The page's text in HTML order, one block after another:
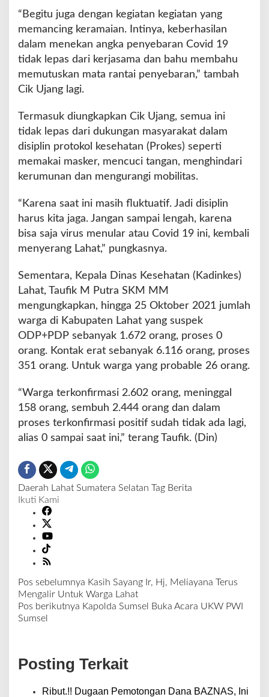
“Begitu juga dengan kegiatan kegiatan yang
memancing keramaian. Intinya, keberhasilan
dalam menekan angka penyebaran Covid 19
tidak lepas dari kerjasama dan bahu membahu
memutuskan mata rantai penyebaran,” tambah
Cik Ujang lagi.
Termasuk diungkapkan Cik Ujang, semua ini
tidak lepas dari dukungan masyarakat dalam
disiplin protokol kesehatan (Prokes) seperti
memakai masker, mencuci tangan, menghindari
kerumunan dan mengurangi mobilitas.
“Karena saat ini masih fluktuatif. Jadi disiplin
harus kita jaga. Jangan sampai lengah, karena
bisa saja virus menular atau Covid 19 ini, kembali
menyerang Lahat,” pungkasnya.
Sementara, Kepala Dinas Kesehatan (Kadinkes)
Lahat, Taufik M Putra SKM MM
mengungkapkan, hingga 25 Oktober 2021 jumlah
warga di Kabupaten Lahat yang suspek
ODP+PDP sebanyak 1.672 orang, proses 0
orang. Kontak erat sebanyak 6.116 orang, proses
351 orang. Untuk warga yang probable 26 orang.
“Warga terkonfirmasi 2.602 orang, meninggal
158 orang, sembuh 2.444 orang dan dalam
proses terkonfirmasi positif sudah tidak ada lagi,
alias 0 sampai saat ini,” terang Taufik. (Din)
Daerah Lahat Sumatera Selatan Tag Berita
Ikuti Kami
N
a
v
a
s
Pos sebelumnya Kasih Sayang Ir, Hj, Meliayana Terus
Mengalir Untuk Warga Lahat
Pos berikutnya Kapolda Sumsel Buka Acara UKW PWI
Sumsel
Posting Terkait
Ribut.!! Dugaan Pemotongan Dana BAZNAS, Ini